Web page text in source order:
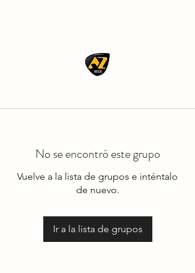
No se encontró este grupo
Vuelve a la lista de grupos e inténtalo
de nuevo.
Ir a la lista de grupos